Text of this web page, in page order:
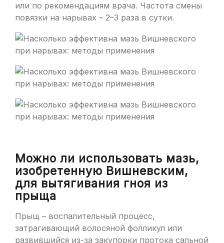
или по рекомендациям врача. Частота смены
повязки на нарывах – 2–3 раза в сутки.
Можно ли использовать мазь,
изобретенную Вишневским,
для вытягивания гноя из
прыща
Прыщ – воспалительный процесс,
затрагивающий волосяной фолликул или
развившийся из-за закупорки протока сальной